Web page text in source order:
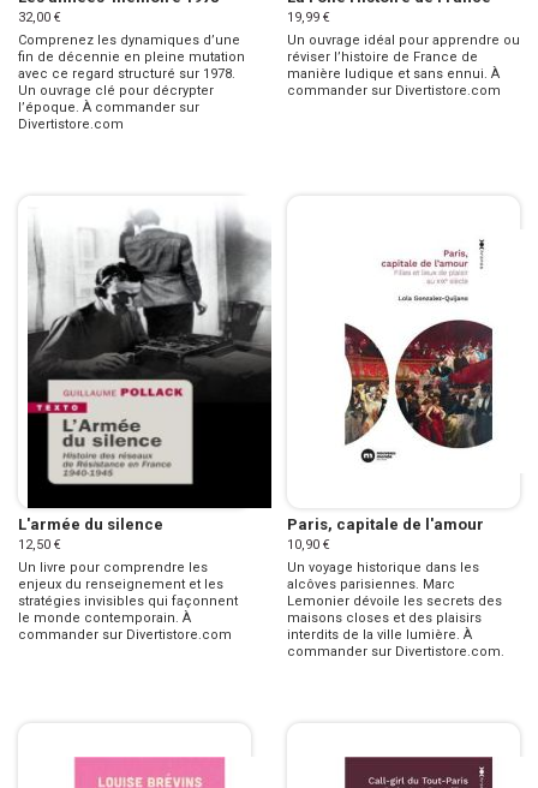
32,00 €
Comprenez les dynamiques d’une
fin de décennie en pleine mutation
avec ce regard structuré sur 1978.
Un ouvrage clé pour décrypter
l’époque. À commander sur
Divertistore.com
19,99 €
Un ouvrage idéal pour apprendre ou
réviser l’histoire de France de
manière ludique et sans ennui. À
commander sur Divertistore.com
L'armée du silence
12,50 €
Un livre pour comprendre les
enjeux du renseignement et les
stratégies invisibles qui façonnent
le monde contemporain. À
commander sur Divertistore.com
Paris, capitale de l'amour
10,90 €
Un voyage historique dans les
alcôves parisiennes. Marc
Lemonier dévoile les secrets des
maisons closes et des plaisirs
interdits de la ville lumière. À
commander sur Divertistore.com.